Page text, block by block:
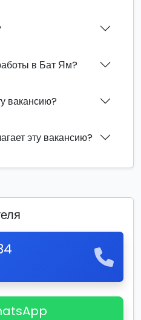
в Бат Ям?
вакансию?
эту вакансию?